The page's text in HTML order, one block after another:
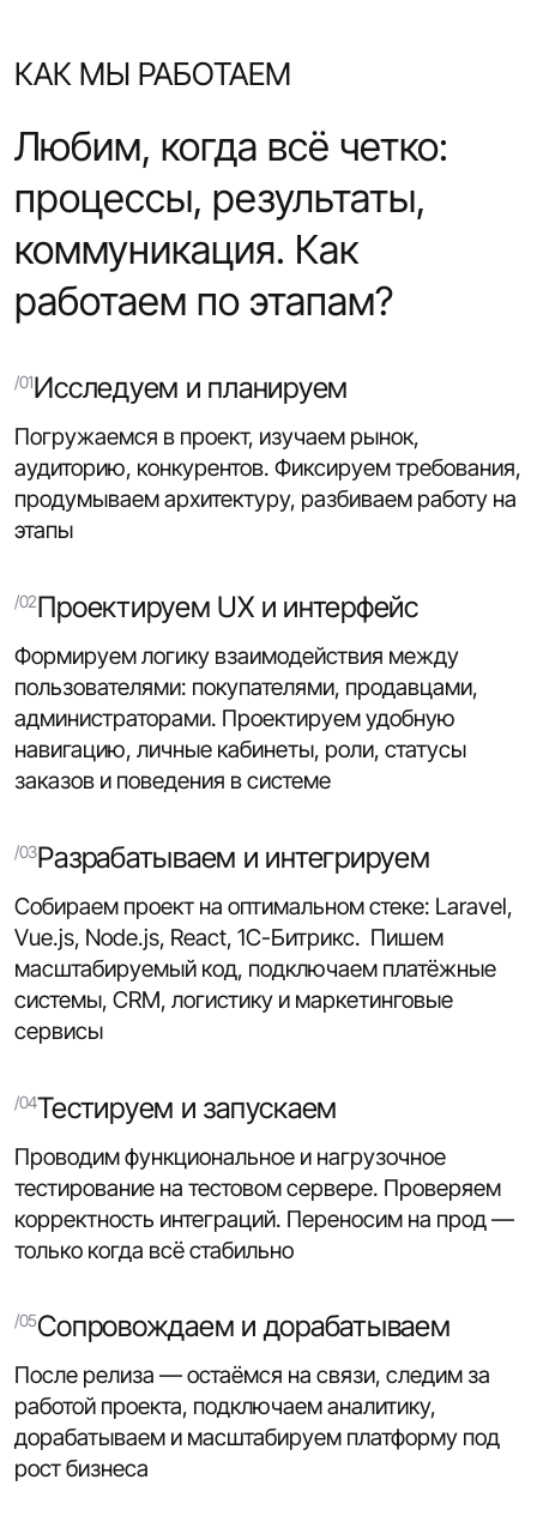
КАК МЫ РАБОТАЕМ
Любим, когда всё четко:
процессы, результаты,
коммуникация. Как
работаем по этапам?
Исследуем и планируем
Погружаемся в проект, изучаем рынок,
аудиторию, конкурентов. Фиксируем требования,
продумываем архитектуру, разбиваем работу на
этапы
Проектируем UX и интерфейс
Формируем логику взаимодействия между
пользователями: покупателями, продавцами,
администраторами. Проектируем удобную
навигацию, личные кабинеты, роли, статусы
заказов и поведения в системе
Разрабатываем и интегрируем
Собираем проект на оптимальном стеке: Laravel,
Vue.js, Node.js, React, 1С-Битрикс. Пишем
масштабируемый код, подключаем платёжные
системы, CRM, логистику и маркетинговые
сервисы
Тестируем и запускаем
Проводим функциональное и нагрузочное
тестирование на тестовом сервере. Проверяем
корректность интеграций. Переносим на прод —
только когда всё стабильно
Сопровождаем и дорабатываем
После релиза — остаёмся на связи, следим за
работой проекта, подключаем аналитику,
дорабатываем и масштабируем платформу под
рост бизнеса